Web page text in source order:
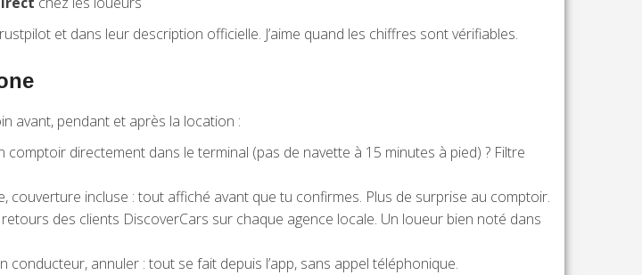
et dans leur description officielle. J’aime quand les chiffres sont vérifiables.
avant, pendant et après la location :
directement dans le terminal (pas de navette à 15 minutes à pied) ? Filtre
incluse : tout affiché avant que tu confirmes. Plus de surprise au comptoir.
des clients DiscoverCars sur chaque agence locale. Un loueur bien noté dans
annuler : tout se fait depuis l’app, sans appel téléphonique.